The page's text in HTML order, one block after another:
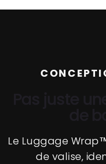
Le Luggage
de valise,